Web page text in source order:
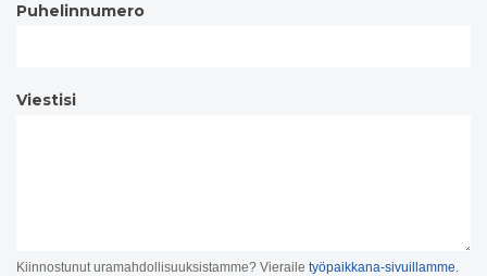
Puhelinnumero
Viestisi
Kiinnostunut uramahdollisuuksistamme? Vieraile työpaikkana-sivuillamme.